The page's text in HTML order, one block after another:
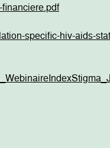
specific-hiv-aids-